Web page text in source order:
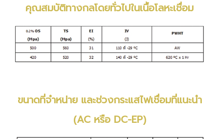
คุณสมบัติทางกลโดยทั่วไปในเนื้อโลหะเชื่อม
ขนาดที่จำหน่าย และช่วงกระแสไฟเชื่อมที่แนะนำ
(AC หรือ DC-EP)